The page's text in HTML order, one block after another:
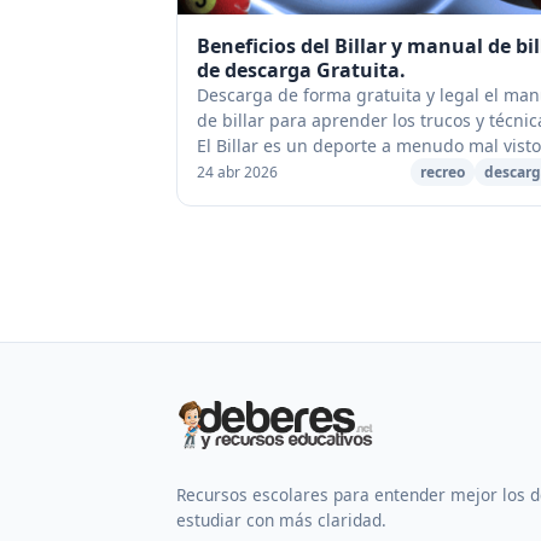
Beneficios del Billar y manual de
de descarga Gratuita.
Descarga de forma gratuita y legal el
de billar para aprender los trucos y
El Billar es un deporte a menudo mal visto
por su presencia ubicua en los bares y
24 abr 2026 recreo
Recursos escolares para entender mejor los
estudiar con más claridad.